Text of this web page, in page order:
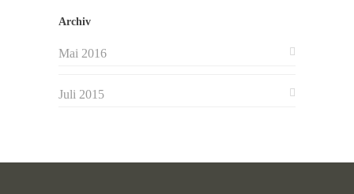
Archiv
Mai 2016
Juli 2015